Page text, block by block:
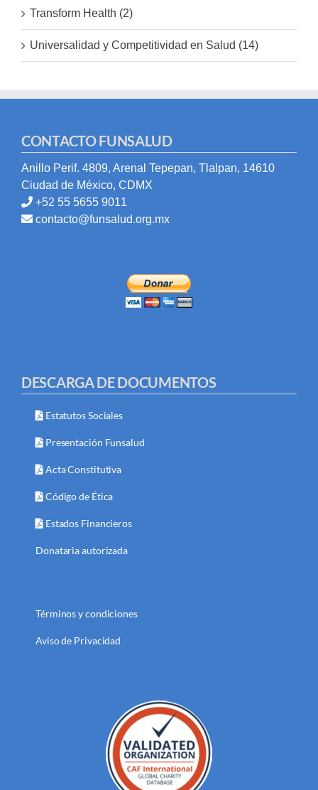
Transform Health (2)
Universalidad y Competitividad en Salud (14)
CONTACTO FUNSALUD
Anillo Perif. 4809, Arenal Tepepan, Tlalpan, 14610
Ciudad de México, CDMX
+52 55 5655 9011
contacto@funsalud.org.mx
DESCARGA DE DOCUMENTOS
Estatutos Sociales
Presentación Funsalud
Acta Constitutiva
Código de Ética
Estados Financieros
Donataria autorizada
Términos y condiciones
Aviso de Privacidad